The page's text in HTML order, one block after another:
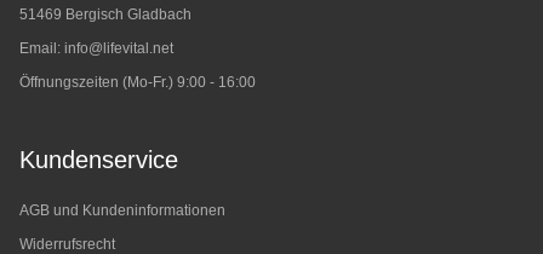
51469 Bergisch Gladbach
Email: info@lifevital.net
Öffnungszeiten (Mo-Fr.) 9:00 - 16:00
Kundenservice
AGB und Kundeninformationen
Widerrufsrecht